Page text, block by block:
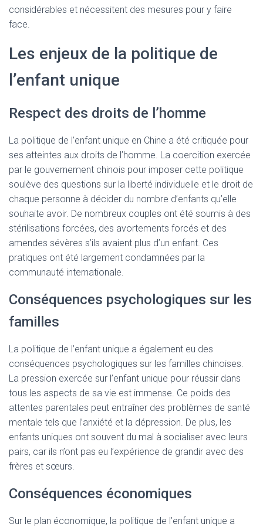
considérables et nécessitent des mesures pour y faire
face.
Les enjeux de la politique de
l’enfant unique
Respect des droits de l’homme
La politique de l’enfant unique en Chine a été critiquée pour
ses atteintes aux droits de l’homme. La coercition exercée
par le gouvernement chinois pour imposer cette politique
soulève des questions sur la liberté individuelle et le droit de
chaque personne à décider du nombre d’enfants qu’elle
souhaite avoir. De nombreux couples ont été soumis à des
stérilisations forcées, des avortements forcés et des
amendes sévères s’ils avaient plus d’un enfant. Ces
pratiques ont été largement condamnées par la
communauté internationale.
Conséquences psychologiques sur les
familles
La politique de l’enfant unique a également eu des
conséquences psychologiques sur les familles chinoises.
La pression exercée sur l’enfant unique pour réussir dans
tous les aspects de sa vie est immense. Ce poids des
attentes parentales peut entraîner des problèmes de santé
mentale tels que l’anxiété et la dépression. De plus, les
enfants uniques ont souvent du mal à socialiser avec leurs
pairs, car ils n’ont pas eu l’expérience de grandir avec des
frères et sœurs.
Conséquences économiques
Sur le plan économique, la politique de l’enfant unique a